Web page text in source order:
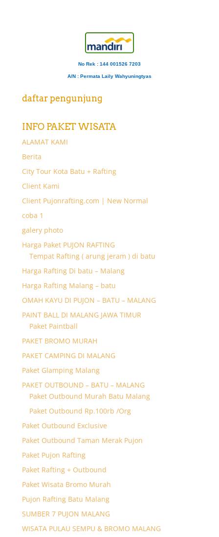
No Rek : 144 001526 7203
A/N : Permata Laily Wahyuningtyas
daftar pengunjung
INFO PAKET WISATA
ALAMAT KAMI
Berita
City Tour Kota Batu + Rafting
Client Kami
Client Pujonrafting.com | New Normal
coba 1
galery photo
Harga Paket PUJON RAFTING
Tempat Rafting ( arung jeram ) di batu
Harga Rafting Di batu – Malang
Harga Rafting Malang – batu
OMAH KAYU DI PUJON – BATU – MALANG
PAINT BALL DI MALANG JAWA TIMUR
Paket Paintball
PAKET BROMO MURAH
PAKET CAMPING DI MALANG
Paket Glamping Malang
PAKET OUTBOUND – BATU – MALANG
Paket Outbound Murah Batu Malang
Paket Outbound Rp.100rb /Org
Paket Outbound Exclusive
Paket Outbound Taman Merak Pujon
Paket Pujon Rafting
Paket Rafting + Outbound
Paket Wisata Bromo Murah
Pujon Rafting Batu Malang
SUMBER 7 PUJON MALANG
WISATA PULAU SEMPU & BROMO MALANG